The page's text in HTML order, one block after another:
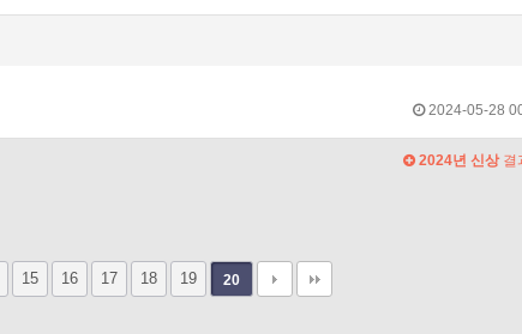
2024-05-28
2024년 신상결
15 16 17 18 19 20